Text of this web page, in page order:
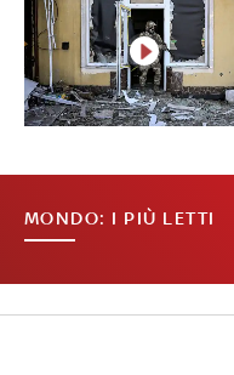
MONDO: I PIÙ LETTI